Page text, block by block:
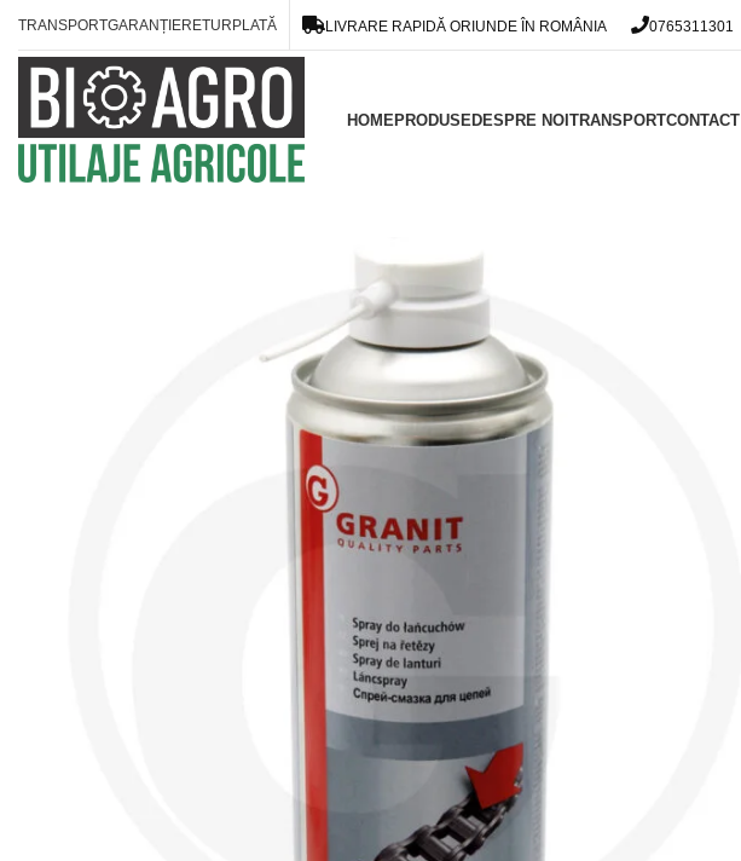
TRANSPORTGARANȚIERETURPLATĂ LIVRARE RAPIDĂ ORIUNDE ÎN ROMÂNIA 0765311301
HOMEPRODUSEDESPRE NOITRANSPORTCONTACT